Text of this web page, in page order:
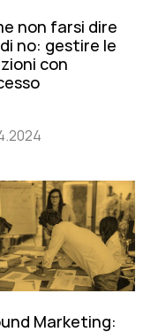
non farsi dire
no: gestire le
con
Marketing: